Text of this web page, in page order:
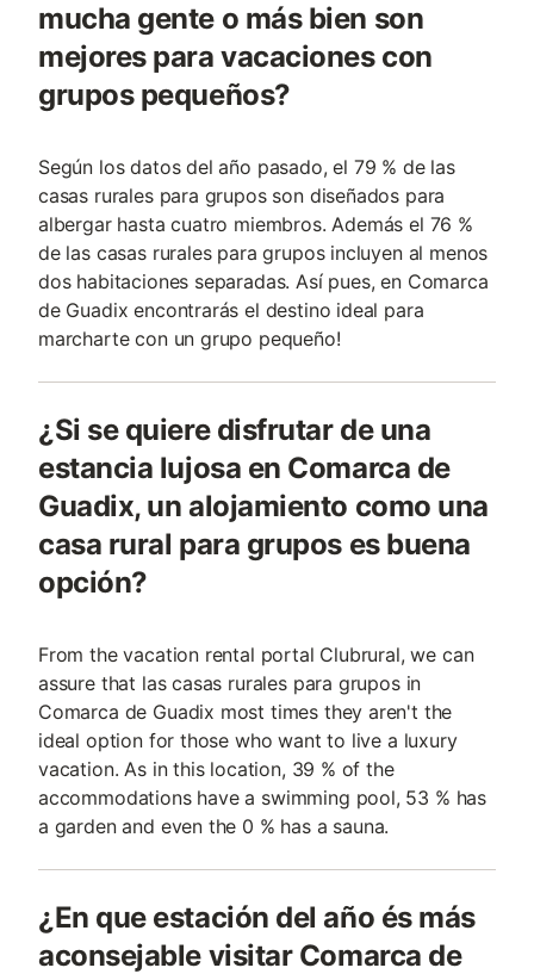
mucha gente o más bien son
mejores para vacaciones con
grupos pequeños?
Según los datos del año pasado, el 79 % de las
casas rurales para grupos son diseñados para
albergar hasta cuatro miembros. Además el 76 %
de las casas rurales para grupos incluyen al menos
dos habitaciones separadas. Así pues, en Comarca
de Guadix encontrarás el destino ideal para
marcharte con un grupo pequeño!
¿Si se quiere disfrutar de una
estancia lujosa en Comarca de
Guadix, un alojamiento como una
casa rural para grupos es buena
opción?
From the vacation rental portal Clubrural, we can
assure that las casas rurales para grupos in
Comarca de Guadix most times they aren't the
ideal option for those who want to live a luxury
vacation. As in this location, 39 % of the
accommodations have a swimming pool, 53 % has
a garden and even the 0 % has a sauna.
¿En que estación del año és más
aconsejable visitar Comarca de